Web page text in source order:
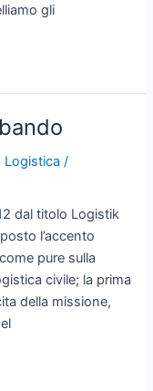
gli
Logistica /
dal titolo Logistik
l’accento
pure sulla
civile; la prima
della missione,